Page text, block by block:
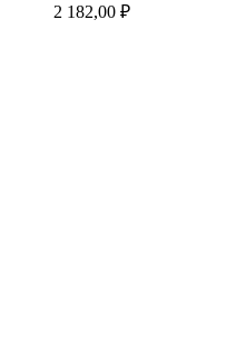
2 182,00 ₽